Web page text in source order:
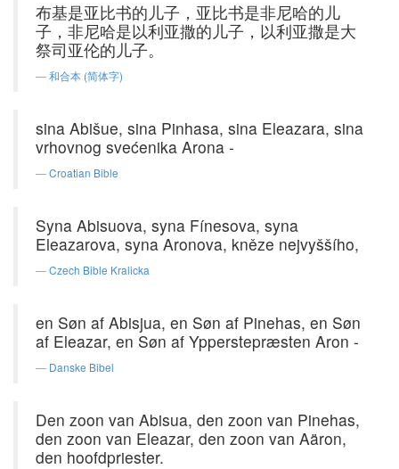
布基是亚比书的儿子，亚比书是非尼哈的儿
子，非尼哈是以利亚撒的儿子，以利亚撒是大
祭司亚伦的儿子。
和合本 (简体字)
sina Abišue, sina Pinhasa, sina Eleazara, sina
vrhovnog svećenika Arona -
Croatian Bible
Syna Abisuova, syna Fínesova, syna
Eleazarova, syna Aronova, kněze nejvyššího,
Czech Bible Kralicka
en Søn af Abisjua, en Søn af Pinehas, en Søn
af Eleazar, en Søn af Ypperstepræsten Aron -
Danske Bibel
Den zoon van Abisua, den zoon van Pinehas,
den zoon van Eleazar, den zoon van Aäron,
den hoofdpriester.